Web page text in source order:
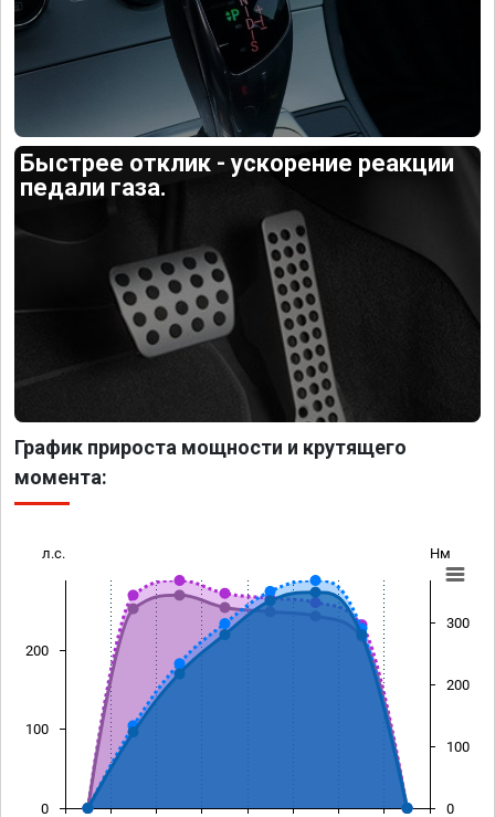
Быстрее отклик - ускорение реакции
педали газа.
График прироста мощности и крутящего
момента:
л.с. Нм
0
100
200
0
100
200
300